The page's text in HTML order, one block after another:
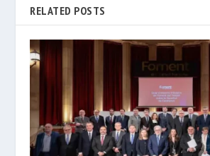
RELATED POSTS